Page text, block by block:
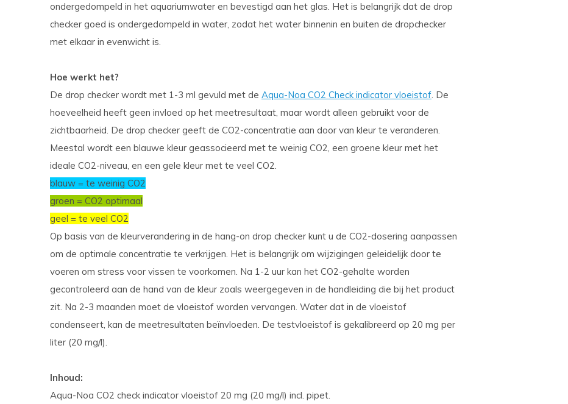
ondergedompeld in het aquariumwater en bevestigd aan het glas. Het is belangrijk dat de drop
checker goed is ondergedompeld in water, zodat het water binnenin en buiten de dropchecker
met elkaar in evenwicht is.
Hoe werkt het?
De drop checker wordt met 1-3 ml gevuld met de Aqua-Noa CO2 Check indicator vloeistof. De
hoeveelheid heeft geen invloed op het meetresultaat, maar wordt alleen gebruikt voor de
zichtbaarheid. De drop checker geeft de CO2-concentratie aan door van kleur te veranderen.
Meestal wordt een blauwe kleur geassocieerd met te weinig CO2, een groene kleur met het
ideale CO2-niveau, en een gele kleur met te veel CO2.
blauw = te weinig CO2
groen = CO2 optimaal
geel = te veel CO2
Op basis van de kleurverandering in de hang-on drop checker kunt u de CO2-dosering aanpassen
om de optimale concentratie te verkrijgen. Het is belangrijk om wijzigingen geleidelijk door te
voeren om stress voor vissen te voorkomen. Na 1-2 uur kan het CO2-gehalte worden
gecontroleerd aan de hand van de kleur zoals weergegeven in de handleiding die bij het product
zit. Na 2-3 maanden moet de vloeistof worden vervangen. Water dat in de vloeistof
condenseert, kan de meetresultaten beïnvloeden. De testvloeistof is gekalibreerd op 20 mg per
liter (20 mg/l).
Inhoud:
Aqua-Noa CO2 check indicator vloeistof 20 mg (20 mg/l) incl. pipet.